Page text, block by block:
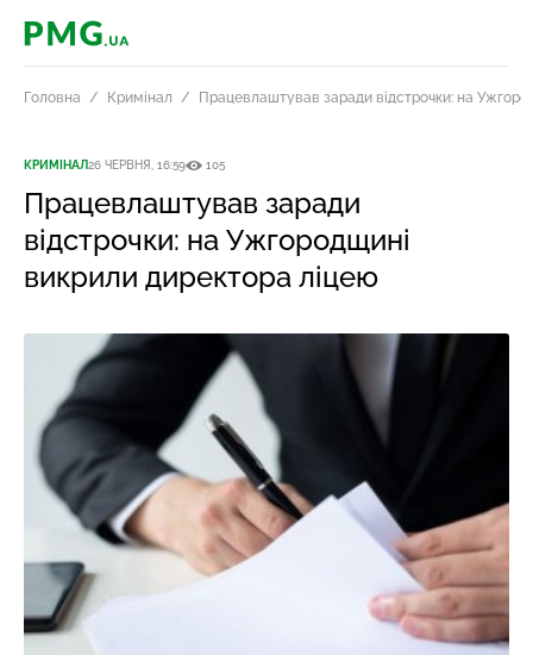
PMG.ua
Головна Кримінал Працевлаштував заради відстрочки: на
КРИМІНАЛ26 ЧЕРВНЯ, 16:59 105
Працевлаштував заради
відстрочки: на Ужгородщині
викрили директора ліцею